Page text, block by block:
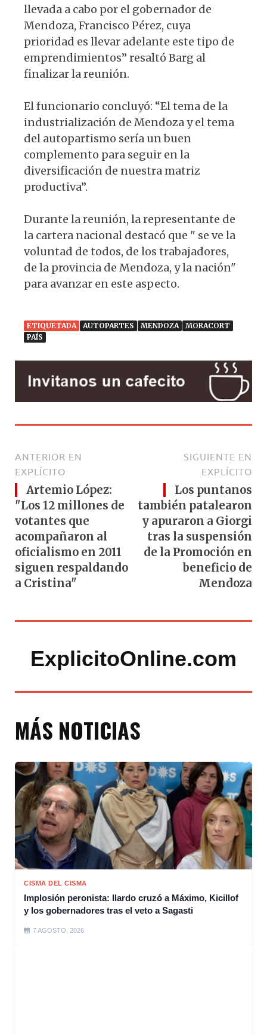
llevada a cabo por el gobernador de
Mendoza, Francisco Pérez, cuya
prioridad es llevar adelante este tipo de
emprendimientos” resaltó Barg al
finalizar la reunión.
El funcionario concluyó: “El tema de la
industrialización de Mendoza y el tema
del autopartismo sería un buen
complemento para seguir en la
diversificación de nuestra matriz
productiva”.
Durante la reunión, la representante de
la cartera nacional destacó que " se ve la
voluntad de todos, de los trabajadores,
de la provincia de Mendoza, y la nación"
para avanzar en este aspecto.
ETIQUETADA AUTOPARTES MENDOZA
MORACORT
PAÍS
ANTERIOR EN
EXPLÍCITO
Artemio López:
"Los 12 millones de
votantes que
acompañaron al
oficialismo en 2011
siguen respaldando
a Cristina"
SIGUIENTE EN
EXPLÍCITO
Los puntanos
también patalearon
y apuraron a Giorgi
tras la suspensión
de la Promoción en
beneficio de
Mendoza
ExplicitoOnline.com
MÁS NOTICIAS
CISMA DEL CISMA
Implosión peronista: Ilardo cruzó a Máximo, Kicillof
y los gobernadores tras el veto a Sagasti
7 AGOSTO, 2026